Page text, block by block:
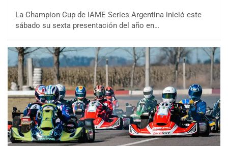
La Champion Cup de IAME Series Argentina inició este
sábado su sexta presentación del año en…